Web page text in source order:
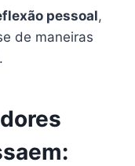
pessoal,
de maneiras